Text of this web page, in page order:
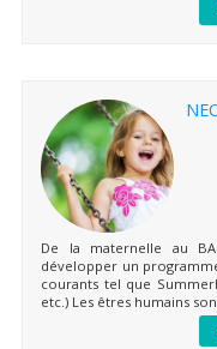
De la maternelle au
développer un
courants tel que
etc.) Les êtres humains